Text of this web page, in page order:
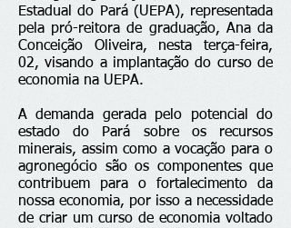
Estadual do Pará (UEPA), representada
pela pró-reitora de graduação, Ana da
Conceição Oliveira, nesta terça-feira,
02, visando a implantação do curso de
economia na UEPA.
A demanda gerada pelo potencial do
estado do Pará sobre os recursos
minerais, assim como a vocação para o
agronegócio são os componentes que
contribuem para o fortalecimento da
nossa economia, por isso a necessidade
de criar um curso de economia voltado